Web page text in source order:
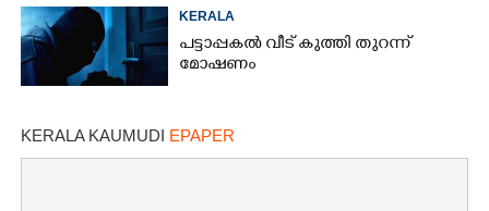
KERALA
പട്ടാപ്പകൽ വീട് കുത്തി തുറന്ന്
മോഷണം
KERALA KAUMUDI EPAPER